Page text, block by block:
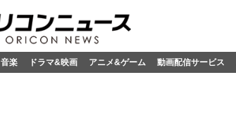
音楽 ドラマ&映画 アニメ&ゲーム 動画配信サービス